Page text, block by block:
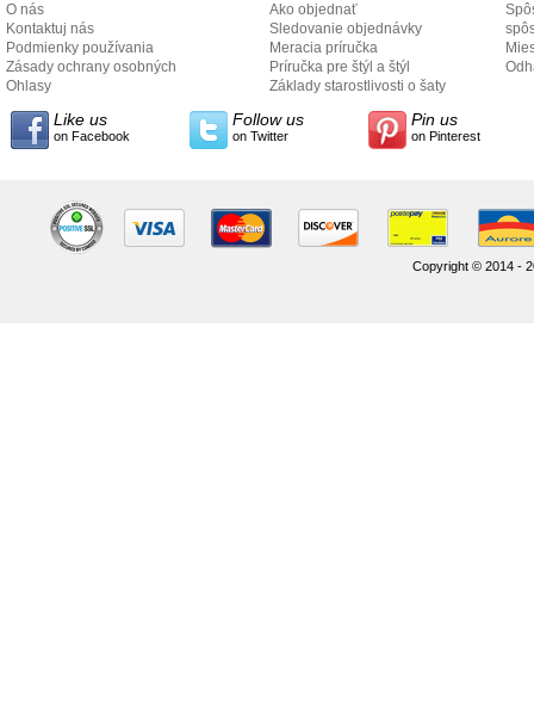
O nás
Kontaktuj nás
Podmienky používania
Zásady ochrany osobných
údajov
Ohlasy
Ako objednať
Sledovanie objednávky
Meracia príručka
Príručka pre štýl a štýl
Základy starostlivosti o šaty
Like us
on Facebook
Follow us
on Twitter
Pin us
on Pinterest
Copyright © 2014 -